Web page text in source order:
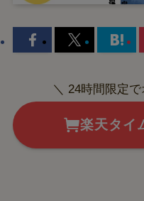
＼ 24時間限定
楽天タイ